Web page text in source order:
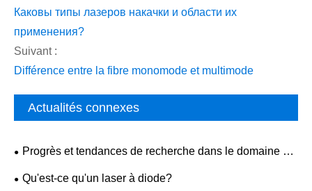
Каковы типы лазеров накачки и области их
применения?
Suivant :
Différence entre la fibre monomode et multimode
Actualités connexes
Progrès et tendances de recherche dans le domaine du
pompage au laser
Qu'est-ce qu'un laser à diode?